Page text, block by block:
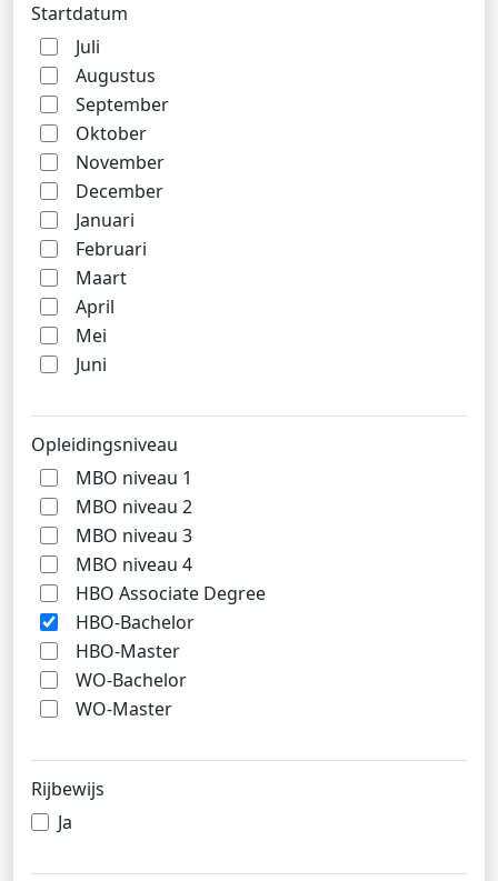
Startdatum
Juli
Augustus
September
Oktober
November
December
Januari
Februari
Maart
April
Mei
Juni
Opleidingsniveau
MBO niveau 1
MBO niveau 2
MBO niveau 3
MBO niveau 4
HBO Associate Degree
HBO-Bachelor
HBO-Master
WO-Bachelor
WO-Master
Rijbewijs
Ja